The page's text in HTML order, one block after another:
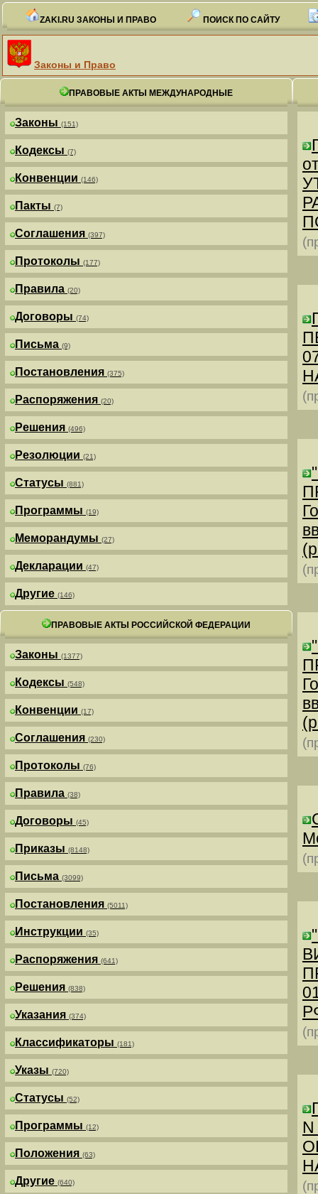
ZAKI.RU ЗАКОНЫ И ПРАВО ПОИСК ПО САЙТУ
Законы и Право
ПРАВОВЫЕ АКТЫ МЕЖДУНАРОДНЫЕ
Законы (151)
Кодексы (7)
Конвенции (146)
Пакты (7)
Соглашения (397)
Протоколы (177)
Правила (20)
Договоры (74)
Письма (9)
Постановления (375)
Распоряжения (20)
Решения (496)
Резолюции (21)
Статусы (881)
Программы (19)
Меморандумы (27)
Декларации (47)
Другие (146)
ПРАВОВЫЕ АКТЫ РОССИЙСКОЙ ФЕДЕРАЦИИ
Законы (1377)
Кодексы (548)
Конвенции (17)
Соглашения (230)
Протоколы (76)
Правила (38)
Договоры (45)
Приказы (8148)
Письма (3099)
Постановления (5011)
Инструкции (35)
Распоряжения (641)
Решения (838)
Указания (374)
Классификаторы (181)
Указы (720)
Статусы (52)
Программы (12)
Положения (63)
Другие (640)